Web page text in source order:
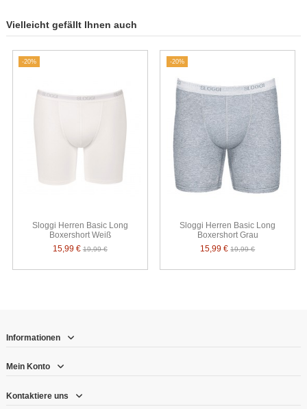
Vielleicht gefällt Ihnen auch
-20%
Sloggi Herren Basic Long
Boxershort Weiß
15,99 €19,99 €
-20%
Sloggi Herren Basic Long
Boxershort Grau
15,99 €19,99 €
Informationen
Mein Konto
Kontaktiere uns